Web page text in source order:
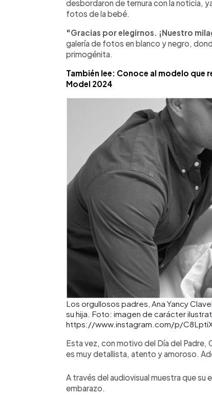
desbordaron de ternura con la noticia,
fotos de la bebé.
"Gracias por elegirnos. ¡Nuestro
galería de fotos en blanco y negro,
primogénita.
También lee: Conoce al modelo que
Model 2024
Los orgullosos padres, Ana Yancy
su hija. Foto: imagen de carácter
https://www.instagram.com/p/
Esta vez, con motivo del Día del Padre,
es muy detallista, atento y amoroso.
A través del audiovisual muestra que
embarazo.